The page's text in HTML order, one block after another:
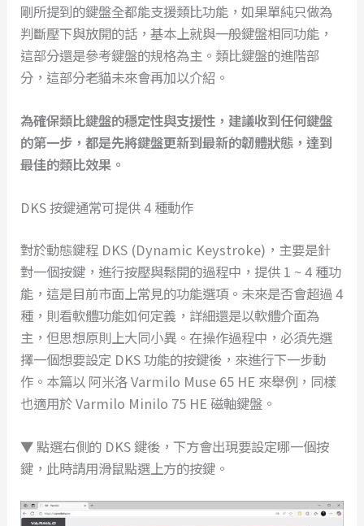
剛所提到的鍵盤全都能支援類比功能，如果單純只做為
判斷壓下與放開的話，基本上就與一般鍵盤相同功能，
這部分還是參考鍵盤的規格為主。類比鍵盤的進階部
分，這部分老貓未來會再加以介紹。
為確保類比鍵盤的穩定性與支援性，建議收到任何鍵盤
的第一步，都是先將鍵盤更新到最新的韌體狀態，達到
最佳的類比效果。
DKS 按鍵通常可提供 4 種動作
對於動態鍵程 DKS (Dynamic Keystroke)，主要是針
對一個按鍵，進行按壓與鬆開的過程中，提供 1 ~ 4 種功
能，這是目前市面上常見的功能選項。未來是否會超過 4
種，則看軟體功能如何定義，詳細還是以軟體介面為
主，但思想原則上大同小異。在操作過程中，必須先選
擇一個想要設定 DKS 功能的按鍵後，來進行下一步動
作。本篇以 阿米洛 Varmilo Muse 65 HE 來舉例，同樣
也適用於 Varmilo Minilo 75 HE 磁軸鍵盤。
▼ 點選右側的 DKS 鍵後，下方會出現要設定哪一個按
鍵，此時請用滑鼠點選上方的按鍵。